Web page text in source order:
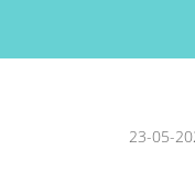
23-05-